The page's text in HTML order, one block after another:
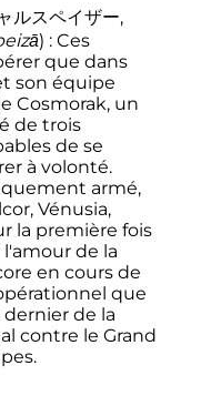
ルスペイザー,
) : Ces
que dans
son équipe
Cosmorak, un
de trois
de se
à volonté.
armé,
Vénusia,
la première fois
l'amour de la
en cours de
que
de la
contre le Grand